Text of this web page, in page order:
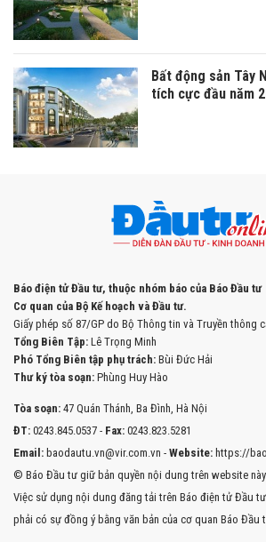
Bất động sản Tây
tích cực đầu năm
Báo điện tử Đầu tư, thuộc nhóm báo của Báo Đầu tư
Cơ quan của Bộ Kế hoạch và Đầu tư.
Giấy phép số 87/GP do Bộ Thông tin và Truyền thông
Tổng Biên Tập: Lê Trọng Minh
Phó Tổng Biên tập phụ trách: Bùi Đức Hải
Thư ký tòa soạn: Phùng Huy Hào
Tòa soạn: 47 Quán Thánh, Ba Đình, Hà Nội
ĐT: 0243.845.0537 - Fax: 0243.823.5281
Email: baodautu.vn@vir.com.vn - Website: https://
© Báo Đầu tư giữ bản quyền nội dung trên website này
Việc sử dụng nội dung đăng tải trên Báo điện tử Đầu
phải có sự đồng ý bằng văn bản của cơ quan Báo Đầu